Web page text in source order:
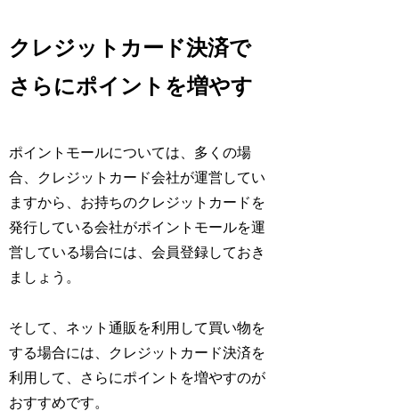
クレジットカード決済で
さらにポイントを増やす
ポイントモールについては、多くの場
合、クレジットカード会社が運営してい
ますから、お持ちのクレジットカードを
発行している会社がポイントモールを運
営している場合には、会員登録しておき
ましょう。
そして、ネット通販を利用して買い物を
する場合には、クレジットカード決済を
利用して、さらにポイントを増やすのが
おすすめです。